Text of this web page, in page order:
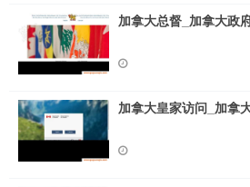
加拿大总督_加拿大政
加拿大皇家访问_加拿